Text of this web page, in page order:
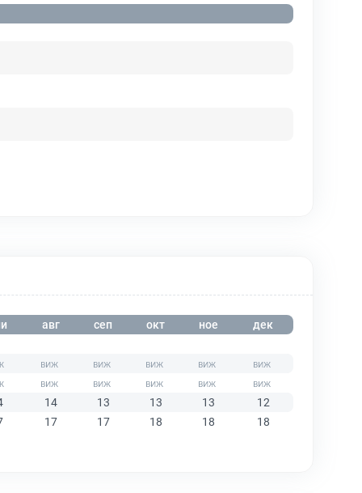
авг сеп окт ное дек
14 13 13 13
12
17 17 18 18 18